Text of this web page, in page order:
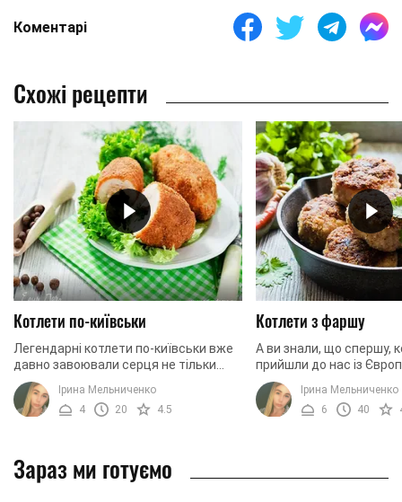
Коментарі
Схожі рецепти
Котлети по-київськи
Легендарні котлети по-київськи вже
давно завоювали серця не тільки
українців, а й людей інших
національностей. І це не дивно.
Соковите, гаряче масло, ...
Ірина Мельниченко
4
20 4.5
Котлети з фаршу
А ви знали, що спершу,
прийшли до нас із
виглядали як шматок
реберній кістці? Але з
змінювалися, ...
Ірина Мельниченко
6
40
Зараз ми готуємо